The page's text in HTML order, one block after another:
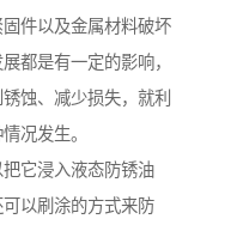
件以及金属材料破坏
都是有一定的影响，
蚀、减少损失，就利
况发生。
它浸入液态防锈油
以刷涂的方式来防